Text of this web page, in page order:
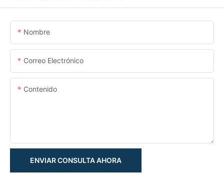
Nombre
Correo Electrónico
Contenido
ENVIAR CONSULTA AHORA